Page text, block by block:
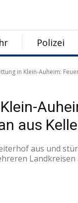
Polizei
in Klein-Auheim:
aus
aus und